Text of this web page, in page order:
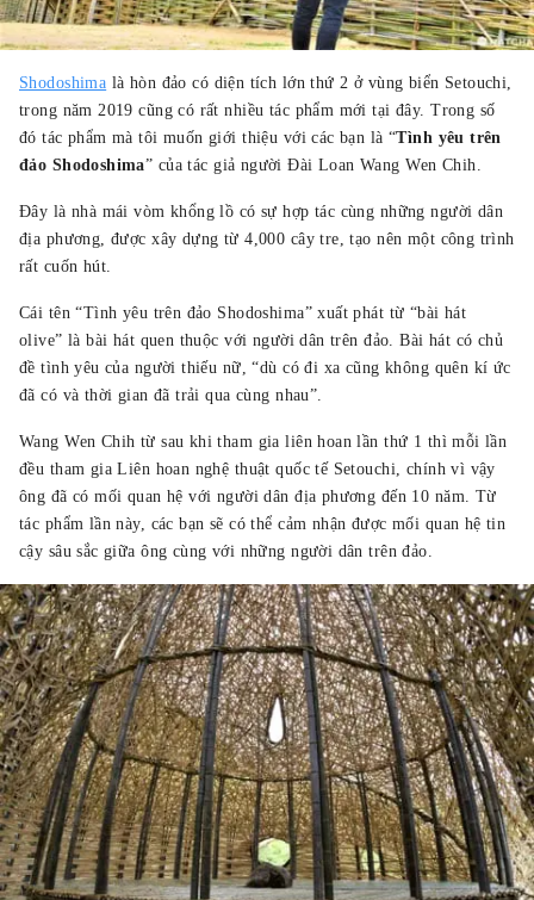
Shodoshima là hòn đảo có diện tích lớn thứ 2 ở vùng biển Setouchi,
trong năm 2019 cũng có rất nhiều tác phẩm mới tại đây. Trong số
đó tác phẩm mà tôi muốn giới thiệu với các bạn là “Tình yêu trên
đảo Shodoshima” của tác giả người Đài Loan Wang Wen Chih.
Đây là nhà mái vòm khổng lồ có sự hợp tác cùng những người dân
địa phương, được xây dựng từ 4,000 cây tre, tạo nên một công trình
rất cuốn hút.
Cái tên “Tình yêu trên đảo Shodoshima” xuất phát từ “bài hát
olive” là bài hát quen thuộc với người dân trên đảo. Bài hát có chủ
đề tình yêu của người thiếu nữ, “dù có đi xa cũng không quên kí ức
đã có và thời gian đã trải qua cùng nhau”.
Wang Wen Chih từ sau khi tham gia liên hoan lần thứ 1 thì mỗi lần
đều tham gia Liên hoan nghệ thuật quốc tế Setouchi, chính vì vậy
ông đã có mối quan hệ với người dân địa phương đến 10 năm. Từ
tác phẩm lần này, các bạn sẽ có thể cảm nhận được mối quan hệ tin
cậy sâu sắc giữa ông cùng với những người dân trên đảo.